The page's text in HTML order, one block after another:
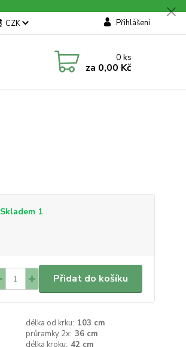
CZK Přihlášení
0ks
za 0,00 Kč
Skladem 1
Přidat do košíku
délka od krku: 103 cm
průramky 2x: 36 cm
délka kroku: 42 cm